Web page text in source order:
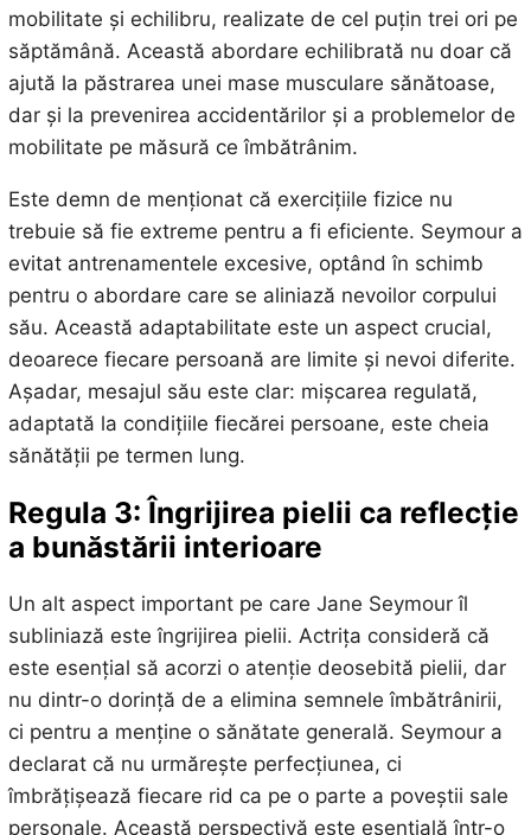
mobilitate și echilibru, realizate de cel puțin trei ori pe
săptămână. Această abordare echilibrată nu doar că
ajută la păstrarea unei mase musculare sănătoase,
dar și la prevenirea accidentărilor și a problemelor de
mobilitate pe măsură ce îmbătrânim.
Este demn de menționat că exercițiile fizice nu
trebuie să fie extreme pentru a fi eficiente. Seymour a
evitat antrenamentele excesive, optând în schimb
pentru o abordare care se aliniază nevoilor corpului
său. Această adaptabilitate este un aspect crucial,
deoarece fiecare persoană are limite și nevoi diferite.
Așadar, mesajul său este clar: mișcarea regulată,
adaptată la condițiile fiecărei persoane, este cheia
sănătății pe termen lung.
Regula 3: Îngrijirea pielii ca reflecție
a bunăstării interioare
Un alt aspect important pe care Jane Seymour îl
subliniază este îngrijirea pielii. Actrița consideră că
este esențial să acorzi o atenție deosebită pielii, dar
nu dintr-o dorință de a elimina semnele îmbătrânirii,
ci pentru a menține o sănătate generală. Seymour a
declarat că nu urmărește perfecțiunea, ci
îmbrățișează fiecare rid ca pe o parte a poveștii sale
personale. Această perspectivă este esențială într-o